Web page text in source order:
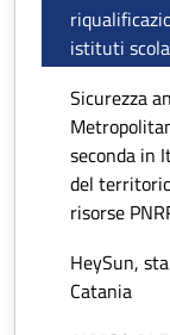
istituti
Sicurezza
seconda in
del
risorse
HeySun,
Catania